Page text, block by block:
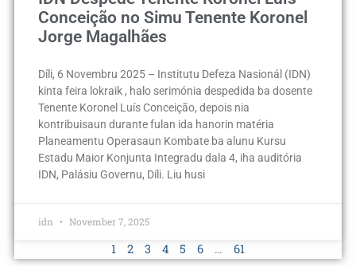
Conceição no Simu Tenente Koronel
Jorge Magalhães
Díli, 6 Novembru 2025 – Institutu Defeza Nasionál (IDN)
kinta feira lokraik , halo serimónia despedida ba dosente
Tenente Koronel Luís Conceição, depois nia
kontribuisaun durante fulan ida hanorin matéria
Planeamentu Operasaun Kombate ba alunu Kursu
Estadu Maior Konjunta Integradu dala 4, iha auditória
IDN, Palásiu Governu, Díli. Liu husi
idn November 7, 2025
1 2 3 4 5 6 … 61